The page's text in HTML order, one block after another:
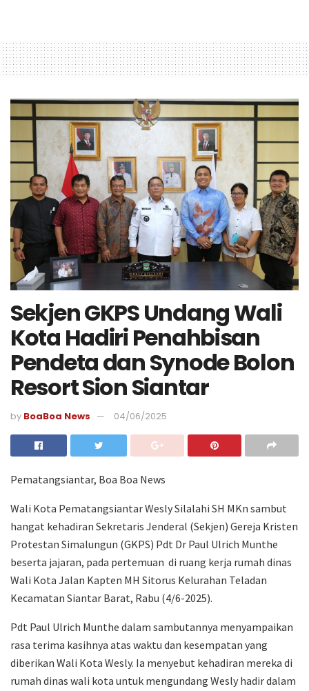
Sekjen GKPS Undang Wali
Kota Hadiri Penahbisan
Pendeta dan Synode Bolon
Resort Sion Siantar
by BoaBoa News 04/06/2025
Pematangsiantar, Boa Boa News
Wali Kota Pematangsiantar Wesly Silalahi SH MKn sambut
hangat kehadiran Sekretaris Jenderal (Sekjen) Gereja Kristen
Protestan Simalungun (GKPS) Pdt Dr Paul Ulrich Munthe
beserta jajaran, pada pertemuan di ruang kerja rumah dinas
Wali Kota Jalan Kapten MH Sitorus Kelurahan Teladan
Kecamatan Siantar Barat, Rabu (4/6-2025).
Pdt Paul Ulrich Munthe dalam sambutannya menyampaikan
rasa terima kasihnya atas waktu dan kesempatan yang
diberikan Wali Kota Wesly. Ia menyebut kehadiran mereka di
rumah dinas wali kota untuk mengundang Wesly hadir dalam